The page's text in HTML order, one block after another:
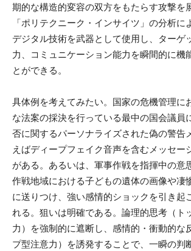
期的な構造的変容の双方をもたらす攻撃を
「ポリテクニーク・インサイツ」の分析に
デジタル技術を武器として使用し、ターゲ
力、コミュニケーション能力を瞬間的に機
とができる。
具体例を考えてみたい。国家の危機管理に
な法案の採決を行っている最中の国会議員
否に関するパーソナライズされた偽の警告
えばディープフェイク音声を含むメッセー
がある。あるいは、軍事作戦を指揮中の意
作戦地域における子どもの遺体の画像や凄
に送りつけ、強い感情的ショックを引き起
れる。狙いは明確である。論理的思考（ト
力）を強制的に遮断し、感情的・衝動的な
プ型注意力）を誘発することで、一瞬の判